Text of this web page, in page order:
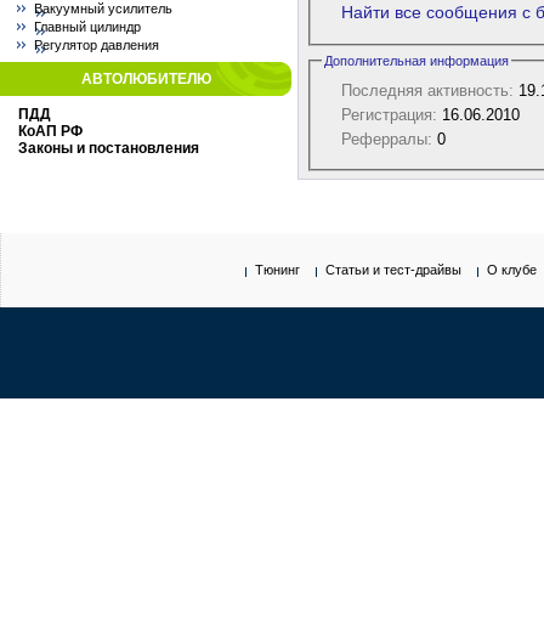
Вакуумный усилитель
Главный цилиндр
Регулятор давления
АВТОЛЮБИТЕЛЮ
ПДД
КоАП РФ
Законы и постановления
Найти все сообщения с
Дополнительная информация
Последняя активность:
Регистрация: 16.06.2010
Реферралы: 0
Тюнинг Статьи и тест-драйвы О клубе